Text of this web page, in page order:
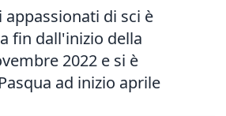
appassionati di sci è
fin dall'inizio della
2022 e si è
ad inizio aprile